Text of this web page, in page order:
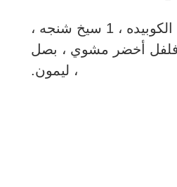
1 سيخ كباب الکوبیده ، 1 سيخ شنجه ،
أخضر مشوي ، بصل
، ليمون.